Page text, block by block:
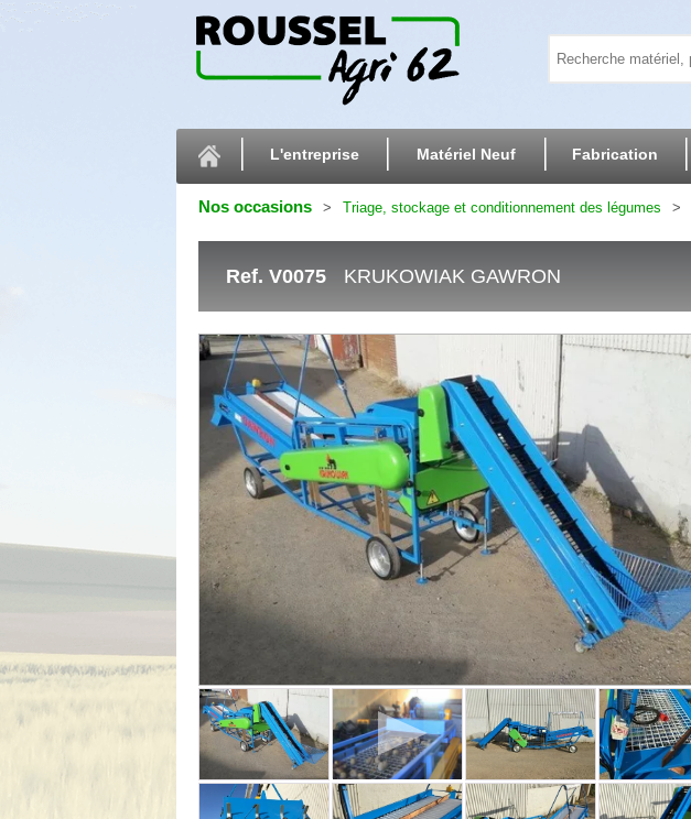
L'entreprise Matériel Neuf Fabrication
Nos occasions Triage, stockage et conditionnement des légumes
KRUKOWIAK GAWRON
Ref. V0075